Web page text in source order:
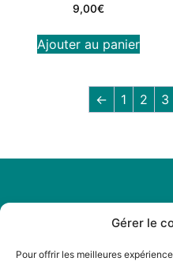
Gérer le
Pour offrir les meilleures
9,00€
Ajouter au panier
← 1 2 3